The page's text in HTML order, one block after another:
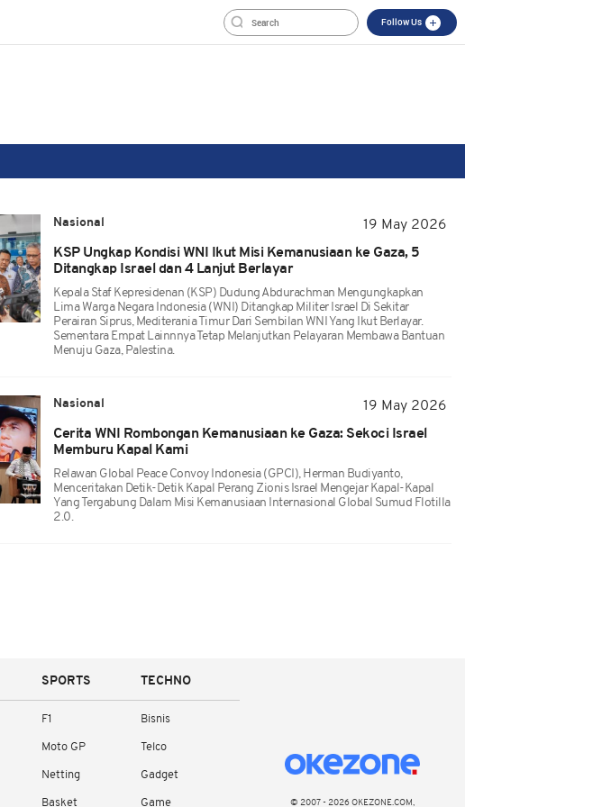
Follow Us
Nasional
19 May 2026
KSP Ungkap Kondisi WNI Ikut Misi Kemanusiaan ke Gaza, 5
Ditangkap Israel dan 4 Lanjut Berlayar
Kepala Staf Kepresidenan (KSP) Dudung Abdurachman Mengungkapkan
Lima Warga Negara Indonesia (WNI) Ditangkap Militer Israel Di Sekitar
Perairan Siprus, Mediterania Timur Dari Sembilan WNI Yang Ikut Berlayar.
Sementara Empat Lainnnya Tetap Melanjutkan Pelayaran Membawa Bantuan
Menuju Gaza, Palestina.
Nasional
19 May 2026
Cerita WNI Rombongan Kemanusiaan ke Gaza: Sekoci Israel
Memburu Kapal Kami
Relawan Global Peace Convoy Indonesia (GPCI), Herman Budiyanto,
Menceritakan Detik-Detik Kapal Perang Zionis Israel Mengejar Kapal-Kapal
Yang Tergabung Dalam Misi Kemanusiaan Internasional Global Sumud Flotilla
2.0.
SPORTS
F1
Moto GP
Netting
Basket
TECHNO
Bisnis
Telco
Gadget
Game © 2007 - 2026 OKEZONE.COM,